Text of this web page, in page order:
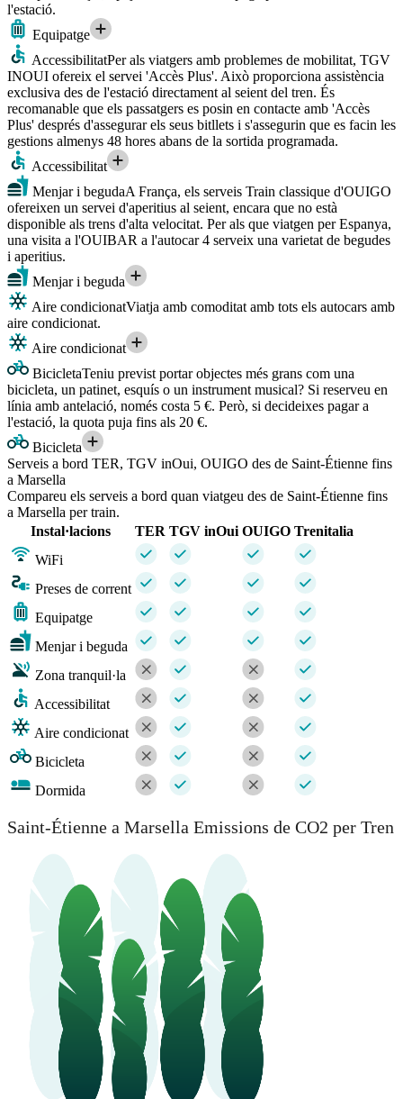
l'estació.
Equipatge
AccessibilitatPer als viatgers amb problemes de mobilitat, TGV
INOUI ofereix el servei 'Accès Plus'. Això proporciona assistència
exclusiva des de l'estació directament al seient del tren. És
recomanable que els passatgers es posin en contacte amb 'Accès
Plus' després d'assegurar els seus bitllets i s'assegurin que es facin les
gestions almenys 48 hores abans de la sortida programada.
Accessibilitat
Menjar i begudaA França, els serveis Train classique d'OUIGO
ofereixen un servei d'aperitius al seient, encara que no està
disponible als trens d'alta velocitat. Per als que viatgen per Espanya,
una visita a l'OUIBAR a l'autocar 4 serveix una varietat de begudes
i aperitius.
Menjar i beguda
Aire condicionatViatja amb comoditat amb tots els autocars amb
aire condicionat.
Aire condicionat
BicicletaTeniu previst portar objectes més grans com una
bicicleta, un patinet, esquís o un instrument musical? Si reserveu en
línia amb antelació, només costa 5 €. Però, si decideixes pagar a
l'estació, la quota puja fins als 20 €.
Bicicleta
Serveis a bord TER, TGV inOui, OUIGO des de Saint-Étienne fins
a Marsella
Compareu els serveis a bord quan viatgeu des de Saint-Étienne fins
a Marsella per train.
Instal·lacions
TER TGV inOui OUIGO Trenitalia
WiFi
Preses de corrent
Equipatge
Menjar i beguda
Zona tranquil·la
Accessibilitat
Aire condicionat
Bicicleta
Dormida
Saint-Étienne a Marsella Emissions de CO2 per Tren